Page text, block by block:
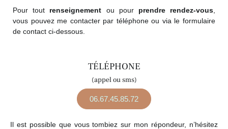
Pour tout renseignement ou pour prendre rendez-vous,
vous pouvez me contacter par téléphone ou via le formulaire
de contact ci-dessous.
TÉLÉPHONE
(appel ou sms)
06.67.45.85.72
Il est possible que vous tombiez sur mon répondeur, n’hésitez